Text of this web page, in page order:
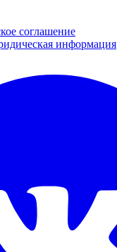
соглашение
информация